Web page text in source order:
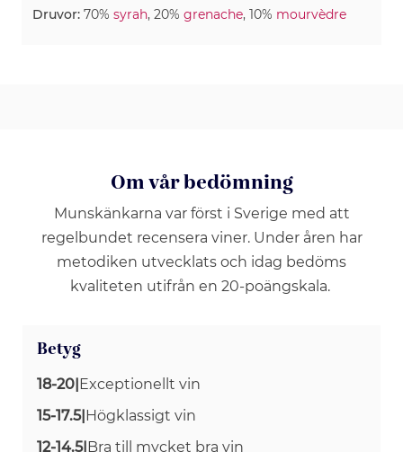
Druvor: 70% syrah, 20% grenache, 10% mourvèdre
Om vår bedömning
Munskänkarna var först i Sverige med att
regelbundet recensera viner. Under åren har
metodiken utvecklats och idag bedöms
kvaliteten utifrån en 20-poängskala.
Betyg
18-20|Exceptionellt vin
15-17.5|Högklassigt vin
12-14.5|Bra till mycket bra vin